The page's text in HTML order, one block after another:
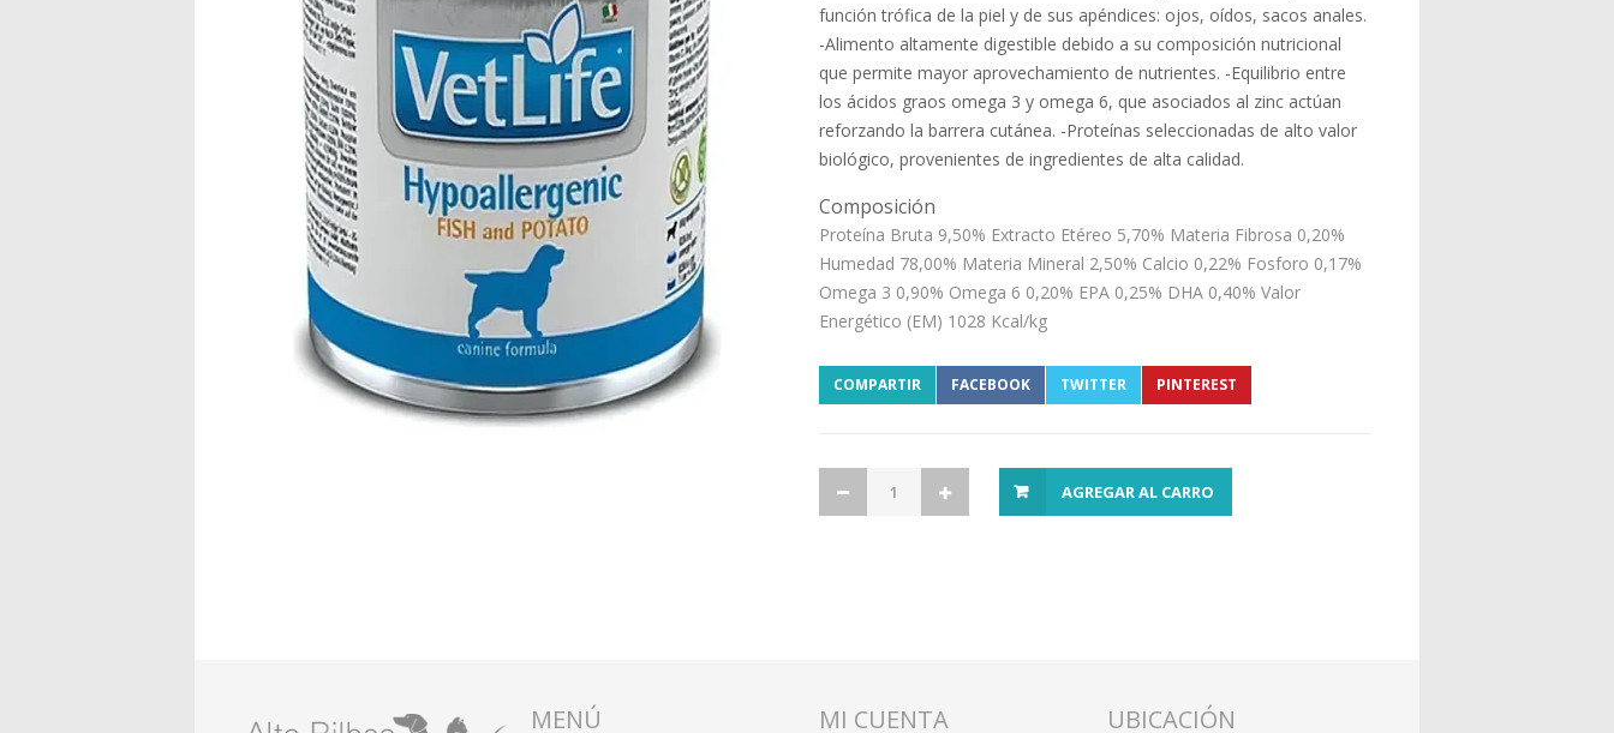
función trófica de la piel y de sus apéndices: ojos, oídos, sacos anales.
-Alimento altamente digestible debido a su composición nutricional
que permite mayor aprovechamiento de nutrientes. -Equilibrio entre
los ácidos graos omega 3 y omega 6, que asociados al zinc actúan
reforzando la barrera cutánea. -Proteínas seleccionadas de alto valor
biológico, provenientes de ingredientes de alta calidad.
Composición
Proteína Bruta 9,50% Extracto Etéreo 5,70% Materia Fibrosa 0,20%
Humedad 78,00% Materia Mineral 2,50% Calcio 0,22% Fosforo 0,17%
Omega 3 0,90% Omega 6 0,20% EPA 0,25% DHA 0,40% Valor
Energético (EM) 1028 Kcal/kg
COMPARTIR FACEBOOK TWITTER PINTEREST
AGREGAR AL CARRO
MENÚ MI CUENTA UBICACIÓN